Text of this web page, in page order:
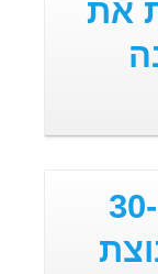
את
אירוע חגיגות ה-30